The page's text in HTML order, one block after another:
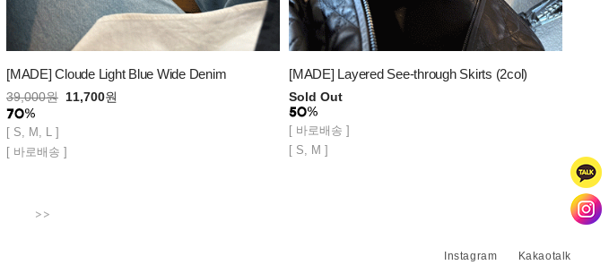
[MADE] Cloude Light Blue Wide Denim
39,000원 11,700원
[ S, M, L ]
[ 바로배송 ]
[MADE] Layered See-through Skirts (2col)
Sold Out
[ 바로배송 ]
[ S, M ]
>>
Instagram Kakaotalk